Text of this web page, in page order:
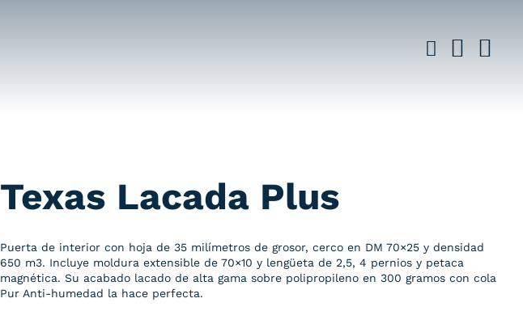
Texas Lacada Plus
Puerta de interior con hoja de 35 milímetros de grosor, cerco en DM 70×25 y densidad
650 m3. Incluye moldura extensible de 70×10 y lengüeta de 2,5, 4 pernios y petaca
magnética. Su acabado lacado de alta gama sobre polipropileno en 300 gramos con cola
Pur Anti-humedad la hace perfecta.